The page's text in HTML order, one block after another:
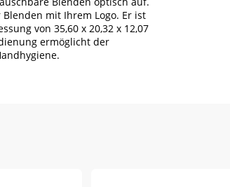
mit Ihrem Logo. Er ist
von 35,60 x 20,32 x 12,07
ermöglicht der